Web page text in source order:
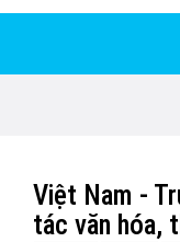
Việt Nam -
tác văn hóa,